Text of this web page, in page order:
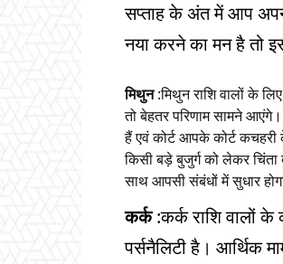
सप्ताह के अंत में आप
नया करने का मन है तो
मिथुन:मिथुन राशि वालों के
तो बेहतर परिणाम सामने
हैं एवं कोर्ट आपके कोर्ट
किसी बड़े बुजुर्ग को लेकर
साथ आपसी संबंधों में सुधार
कर्क:कर्क राशि वालों के
पर्सनैलिटी है। आर्थिक